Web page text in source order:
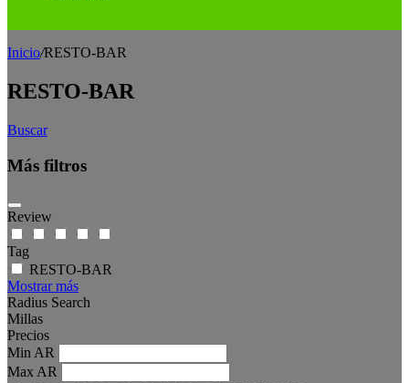
Inicio/RESTO-BAR
RESTO-BAR
Buscar
Más filtros
Review
Tag
RESTO-BAR
Mostrar más
Radius Search
Millas
Precios
Min AR
Max AR